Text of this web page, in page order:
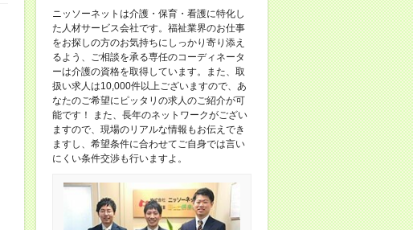
ニッソーネットは介護・保育・看護に特化し
た人材サービス会社です。福祉業界のお仕事
をお探しの方のお気持ちにしっかり寄り添え
るよう、ご相談を承る専任のコーディネータ
ーは介護の資格を取得しています。また、取
扱い求人は10,000件以上ございますので、あ
なたのご希望にピッタリの求人のご紹介が可
能です！ また、長年のネットワークがござい
ますので、現場のリアルな情報もお伝えでき
ますし、希望条件に合わせてご自身では言い
にくい条件交渉も行いますよ。